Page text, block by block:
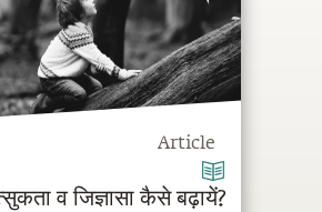
Article
व जिज्ञासा कैसे बढ़ायें?